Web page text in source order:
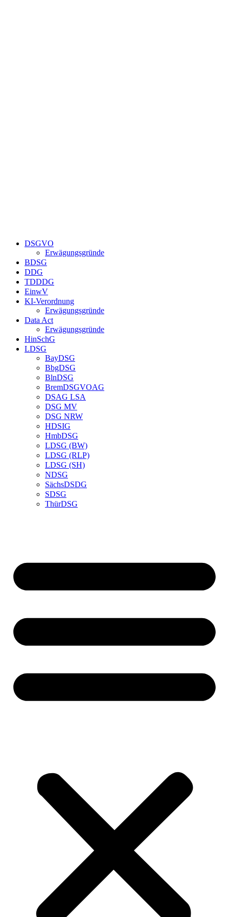
DSGVO
Erwägungsgründe
BDSG
DDG
TDDDG
EinwV
KI-Verordnung
Erwägungsgründe
Data Act
Erwägungsgründe
HinSchG
LDSG
BayDSG
BbgDSG
BlnDSG
BremDSGVOAG
DSAG LSA
DSG MV
DSG NRW
HDSIG
HmbDSG
LDSG (BW)
LDSG (RLP)
LDSG (SH)
NDSG
SächsDSDG
SDSG
ThürDSG